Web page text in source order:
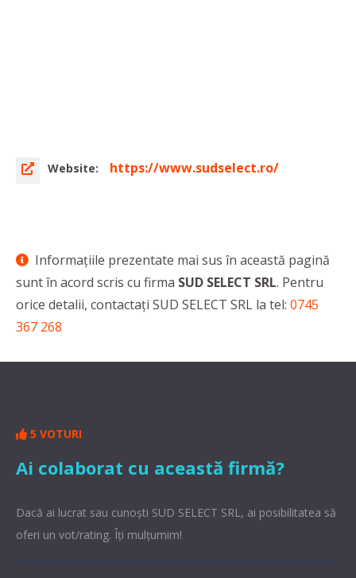
Website: https://www.sudselect.ro/
Informaţiile prezentate mai sus în această pagină
sunt în acord scris cu firma SUD SELECT SRL. Pentru
orice detalii, contactaţi SUD SELECT SRL la tel: 0745
367 268
5 VOTURI
Ai colaborat cu această firmă?
Dacă ai lucrat sau cunoşti SUD SELECT SRL, ai posibilitatea să
oferi un vot/rating. Îți mulțumim!